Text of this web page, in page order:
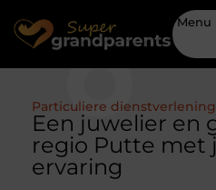
Menu
Particuliere dienstverlening
Een juwelier en
regio Putte met
ervaring